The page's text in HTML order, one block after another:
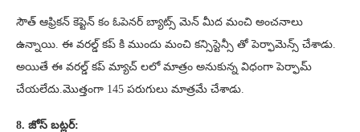
సౌత్ ఆఫ్రికన్ కెప్టెన్ కం ఓపెనర్ బ్యాట్స్ మెన్ మీద మంచి అంచనాలు
ఉన్నాయి. ఈ వరల్డ్ కప్ కి ముందు మంచి కన్సిస్టెన్సీ తో పెర్ఫామెన్స్ చేశాడు.
అయితే ఈ వరల్డ్ కప్ మ్యాచ్ లలో మాత్రం అనుకున్న విధంగా పెర్ఫామ్
చేయలేదు.మొత్తంగా 145 పరుగులు మాత్రమే చేశాడు.
8. జోస్ బట్లర్: